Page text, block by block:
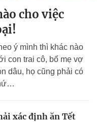
cho việc
ý mình thì khác nào
con trai cô, bố mẹ vợ
dâu, họ cũng phải có
xác định ăn Tết